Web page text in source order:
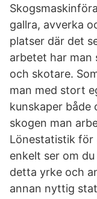
gallra, avverka
platser där det
arbetet har man
och skotare.
man med stort
kunskaper både
skogen man
Lönestatistik för
enkelt ser om
detta yrke och
annan nyttig